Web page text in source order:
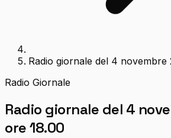
Radio giornale del 4 novembre
Radio Giornale
Radio giornale del 4
ore 18.00